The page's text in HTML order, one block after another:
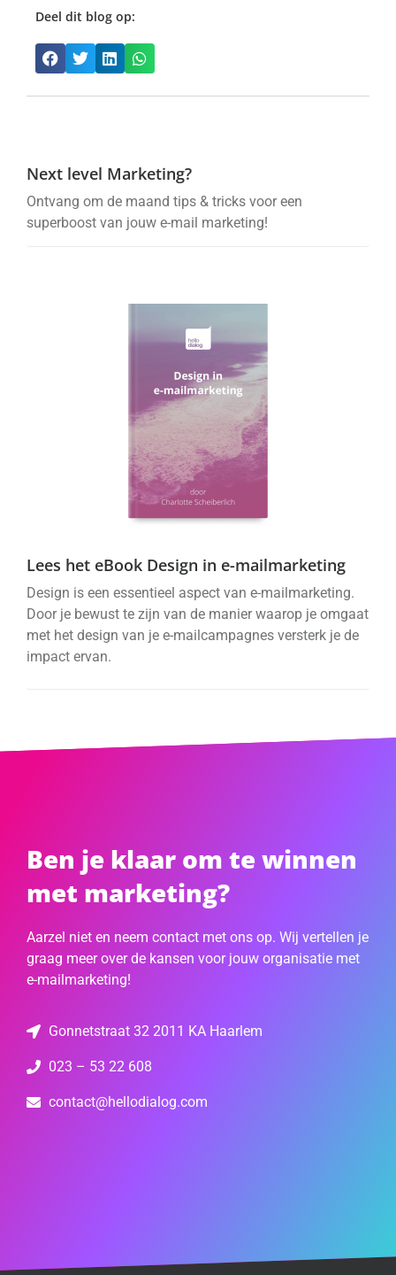
Deel dit blog op:
Next level Marketing?
Ontvang om de maand tips & tricks voor een
superboost van jouw e-mail marketing!
Lees het eBook Design in e-mailmarketing
Design is een essentieel aspect van e-mailmarketing.
Door je bewust te zijn van de manier waarop je omgaat
met het design van je e-mailcampagnes versterk je de
impact ervan.
Ben je klaar om te winnen
met marketing?
Aarzel niet en neem contact met ons op. Wij vertellen je
graag meer over de kansen voor jouw organisatie met
e-mailmarketing!
Gonnetstraat 32 2011 KA Haarlem
023 – 53 22 608
contact@hellodialog.com